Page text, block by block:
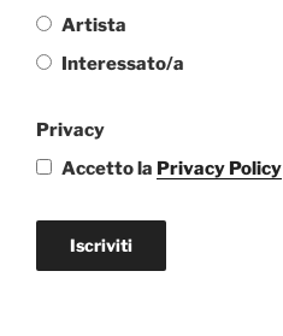
Artista
Interessato/a
Privacy
Accetto la Privacy Policy
Iscriviti